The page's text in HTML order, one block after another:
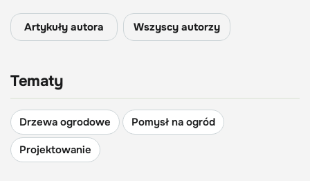
Artykuły autora Wszyscy autorzy
Tematy
Drzewa ogrodowe
Pomysł na ogród
Projektowanie